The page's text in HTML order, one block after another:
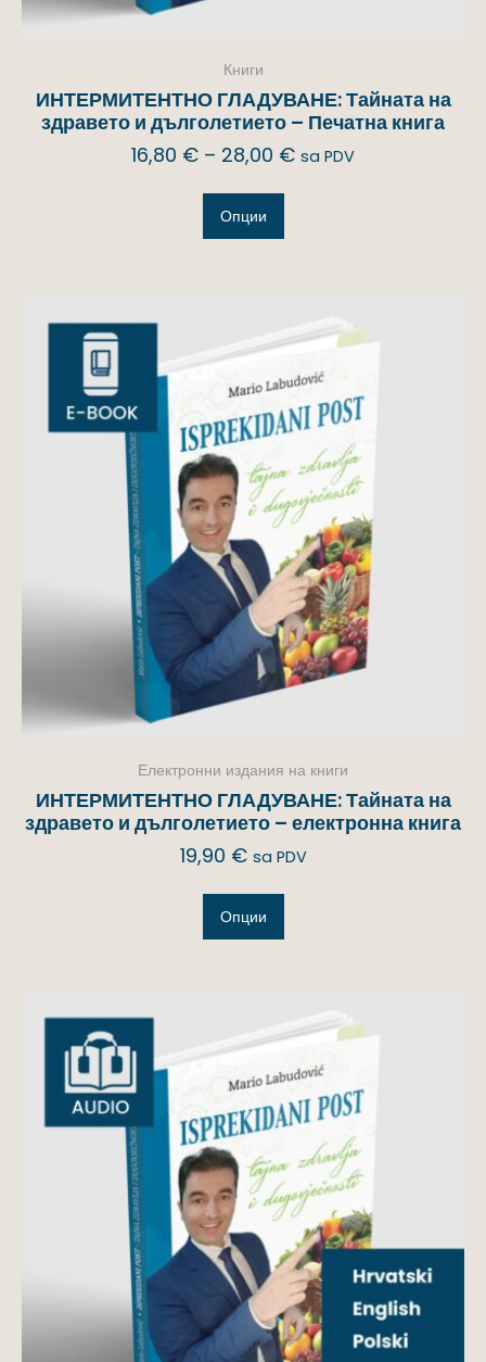
Книги
ИНТЕРМИТЕНТНО ГЛАДУВАНЕ: Тайната на
здравето и дълголетието – Печатна книга
16,80 € – 28,00 € sa PDV
Опции
Електронни издания на книги
ИНТЕРМИТЕНТНО ГЛАДУВАНЕ: Тайната на
здравето и дълголетието – електронна книга
19,90 € sa PDV
Опции